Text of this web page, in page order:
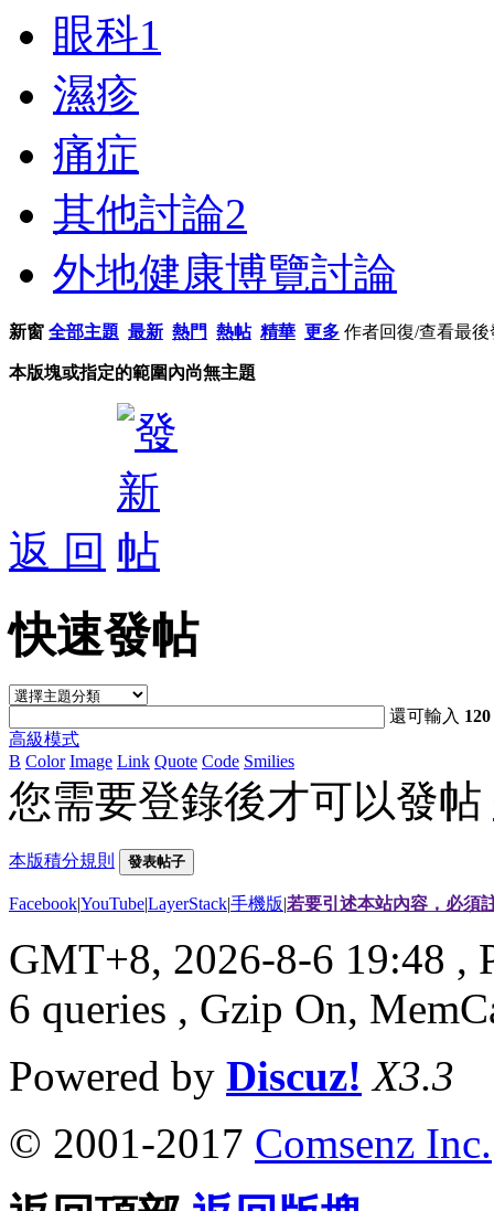
眼科1
濕疹
痛症
其他討論2
外地健康博覽討論
新窗 全部主題 最新 熱門 熱帖 精華 更多 作者回復/查看最後
本版塊或指定的範圍內尚無主題
返 回
快速發帖
還可輸入 120
高級模式
B Color Image Link Quote Code Smilies
您需要登錄後才可以發帖
本版積分規則 發表帖子
Facebook|YouTube|LayerStack|手機版|若要引述本站內容，必須
GMT+8, 2026-8-6 19:48 ,
6 queries , Gzip On,
Powered by Discuz! X3.3
© 2001-2017 Comsenz Inc.